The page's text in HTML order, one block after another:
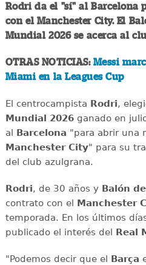
Rodri da el "sí" al Barcelona
con el Manchester City. El
Mundial 2026 se acerca al
OTRAS NOTICIAS: Messi
Miami en la Leagues Cup
El centrocampista Rodri,
Mundial 2026ganado en
al Barcelona "para abrir una
Manchester City" para su
del club azulgrana.
Rodri, de 30 años y Balón
contrato con el Manchester
temporada. En los últimos
publicado el interés del Real
"Podemos decir que el Barça